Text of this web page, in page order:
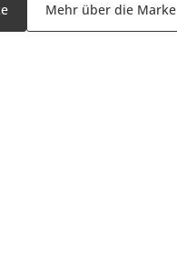
Mehr über die Marke